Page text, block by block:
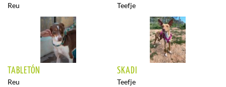
Reu Teefje
TABLETÓN
Reu
SKADI
Teefje